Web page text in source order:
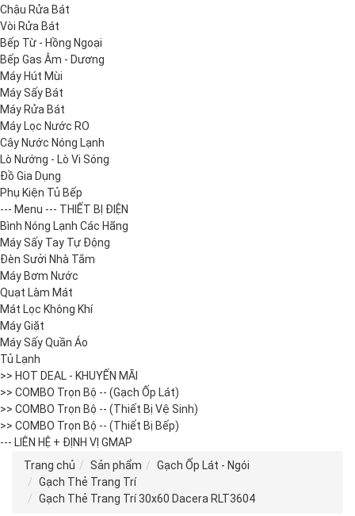
Chậu Rửa Bát
Vòi Rửa Bát
Bếp Từ - Hồng Ngoại
Bếp Gas Âm - Dương
Máy Hút Mùi
Máy Sấy Bát
Máy Rửa Bát
Máy Lọc Nước RO
Cây Nước Nóng Lạnh
Lò Nướng - Lò Vi Sóng
Đồ Gia Dụng
Phụ Kiện Tủ Bếp
--- Menu --- THIẾT BỊ ĐIỆN
Bình Nóng Lạnh Các Hãng
Máy Sấy Tay Tự Động
Đèn Sưởi Nhà Tắm
Máy Bơm Nước
Quạt Làm Mát
Mát Lọc Không Khí
Máy Giặt
Máy Sấy Quần Áo
Tủ Lạnh
>> HOT DEAL - KHUYẾN MÃI
>> COMBO Trọn Bộ -- (Gạch Ốp Lát)
>> COMBO Trọn Bộ -- (Thiết Bị Vệ Sinh)
>> COMBO Trọn Bộ -- (Thiết Bị Bếp)
--- LIÊN HỆ + ĐỊNH VỊ GMAP
Trang chủ
Sản phẩm
Gạch Ốp Lát - Ngói
Gạch Thẻ Trang Trí
Gạch Thẻ Trang Trí 30x60 Dacera RLT3604